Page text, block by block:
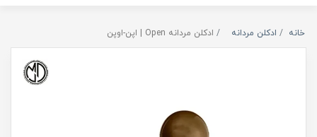
خانه ادکلن مردانه ادکلن مردانه Open | اپن-اوپن